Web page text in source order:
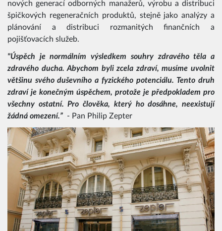
nových generací odborných manažerů, výrobu a distribuci
špičkových regeneračních produktů, stejně jako analýzy a
plánování a distribuci rozmanitých finančních a
pojišťovacích služeb.
"Úspěch je normálním výsledkem souhry zdravého těla a
zdravého ducha. Abychom byli zcela zdraví, musíme uvolnit
většinu svého duševního a fyzického potenciálu. Tento druh
zdraví je konečným úspěchem, protože je předpokladem pro
všechny ostatní. Pro člověka, který ho dosáhne, neexistují
žádná omezení.” - Pan Philip Zepter